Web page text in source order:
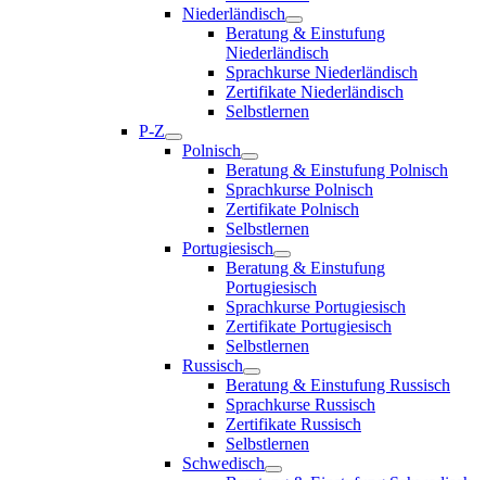
Niederländisch
Beratung & Einstufung
Niederländisch
Sprachkurse Niederländisch
Zertifikate Niederländisch
Selbstlernen
P-Z
Polnisch
Beratung & Einstufung Polnisch
Sprachkurse Polnisch
Zertifikate Polnisch
Selbstlernen
Portugiesisch
Beratung & Einstufung
Portugiesisch
Sprachkurse Portugiesisch
Zertifikate Portugiesisch
Selbstlernen
Russisch
Beratung & Einstufung Russisch
Sprachkurse Russisch
Zertifikate Russisch
Selbstlernen
Schwedisch